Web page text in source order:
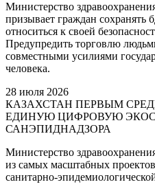
Министерство
призывает граждан сохранять
относиться к своей
Предупредить торговлю
совместными усилиями
человека.
28 июля 2026
КАЗАХСТАН ПЕРВЫМ
ЕДИНУЮ ЦИФРОВУЮ
САНЭПИДНАДЗОРА
Министерство
из самых масштабных
санитарно-